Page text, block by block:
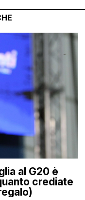
al G20 è
crediate